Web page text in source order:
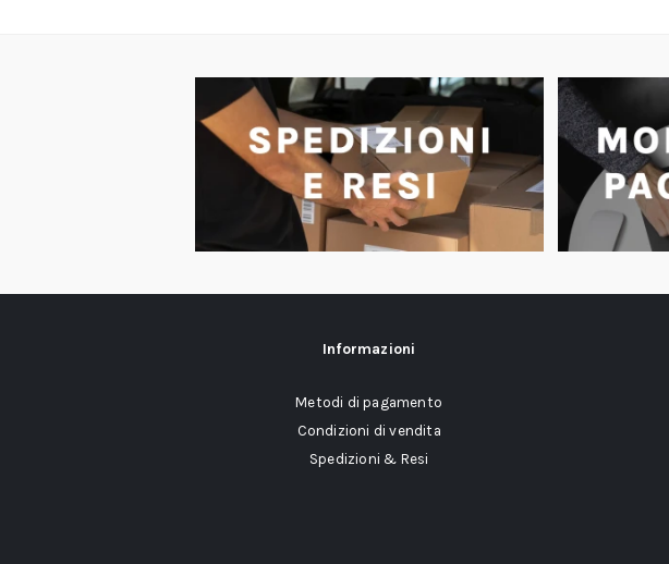
Informazioni
Metodi di pagamento
Condizioni di vendita
Spedizioni & Resi